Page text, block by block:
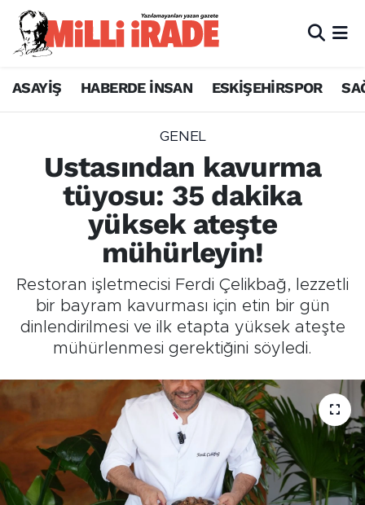
ASAYİŞ HABERDE İNSAN ESKİŞEHİRSPOR
GENEL
Ustasından kavurma
tüyosu: 35 dakika
yüksek ateşte
mühürleyin!
Restoran işletmecisi Ferdi Çelikbağ, lezzetli
bir bayram kavurması için etin bir gün
dinlendirilmesi ve ilk etapta yüksek ateşte
mühürlenmesi gerektiğini söyledi.